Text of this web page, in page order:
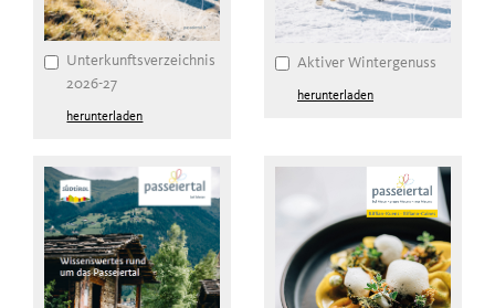
Unterkunftsverzeichnis
2026-27
herunterladen
Aktiver Wintergenuss
herunterladen